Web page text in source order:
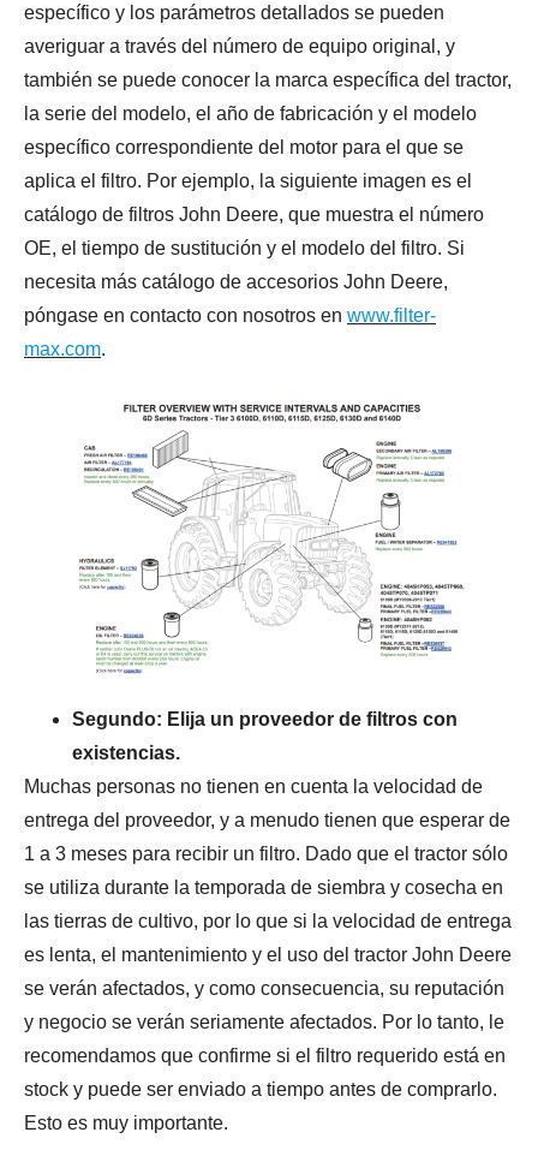
específico y los parámetros detallados se pueden
averiguar a través del número de equipo original, y
también se puede conocer la marca específica del tractor,
la serie del modelo, el año de fabricación y el modelo
específico correspondiente del motor para el que se
aplica el filtro. Por ejemplo, la siguiente imagen es el
catálogo de filtros John Deere, que muestra el número
OE, el tiempo de sustitución y el modelo del filtro. Si
necesita más catálogo de accesorios John Deere,
póngase en contacto con nosotros en www.filter-
max.com.
Segundo: Elija un proveedor de filtros con
existencias.
Muchas personas no tienen en cuenta la velocidad de
entrega del proveedor, y a menudo tienen que esperar de
1 a 3 meses para recibir un filtro. Dado que el tractor sólo
se utiliza durante la temporada de siembra y cosecha en
las tierras de cultivo, por lo que si la velocidad de entrega
es lenta, el mantenimiento y el uso del tractor John Deere
se verán afectados, y como consecuencia, su reputación
y negocio se verán seriamente afectados. Por lo tanto, le
recomendamos que confirme si el filtro requerido está en
stock y puede ser enviado a tiempo antes de comprarlo.
Esto es muy importante.